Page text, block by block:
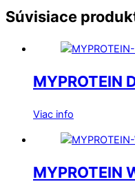
Súvisiace
MYPROTEIN
Viac info
MYPROTEIN